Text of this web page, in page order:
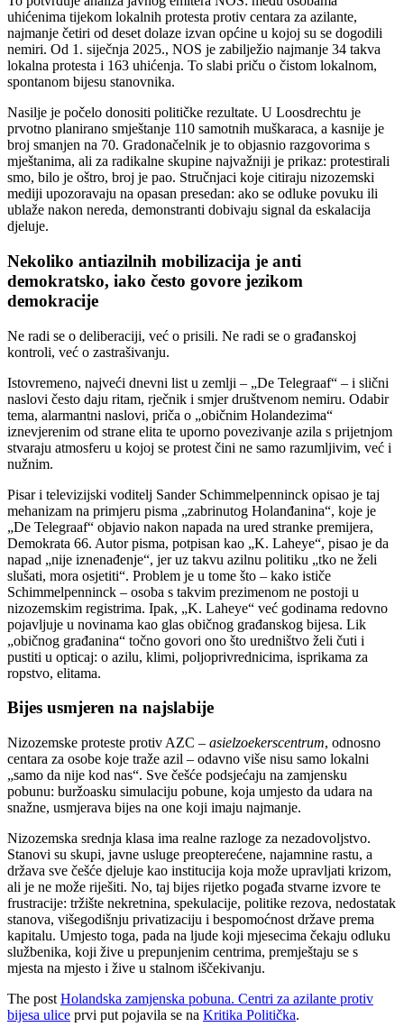
uhićenima tijekom lokalnih protesta protiv centara za azilante,
najmanje četiri od deset dolaze izvan općine u kojoj su se dogodili
nemiri. Od 1. siječnja 2025., NOS je zabilježio najmanje 34 takva
lokalna protesta i 163 uhićenja. To slabi priču o čistom lokalnom,
spontanom bijesu stanovnika.
Nasilje je počelo donositi političke rezultate. U Loosdrechtu je
prvotno planirano smještanje 110 samotnih muškaraca, a kasnije je
broj smanjen na 70. Gradonačelnik je to objasnio razgovorima s
mještanima, ali za radikalne skupine najvažniji je prikaz: protestirali
smo, bilo je oštro, broj je pao. Stručnjaci koje citiraju nizozemski
mediji upozoravaju na opasan presedan: ako se odluke povuku ili
ublaže nakon nereda, demonstranti dobivaju signal da eskalacija
djeluje.
Nekoliko antiazilnih mobilizacija je anti
demokratsko, iako često govore jezikom
demokracije
Ne radi se o deliberaciji, već o prisili. Ne radi se o građanskoj
kontroli, već o zastrašivanju.
Istovremeno, najveći dnevni list u zemlji – „De Telegraaf“ – i slični
naslovi često daju ritam, rječnik i smjer društvenom nemiru. Odabir
tema, alarmantni naslovi, priča o „običnim Holandezima“
iznevjerenim od strane elita te uporno povezivanje azila s prijetnjom
stvaraju atmosferu u kojoj se protest čini ne samo razumljivim, već i
nužnim.
Pisar i televizijski voditelj Sander Schimmelpenninck opisao je taj
mehanizam na primjeru pisma „zabrinutog Holanđanina“, koje je
„De Telegraaf“ objavio nakon napada na ured stranke premijera,
Demokrata 66. Autor pisma, potpisan kao „K. Laheye“, pisao je da
napad „nije iznenađenje“, jer uz takvu azilnu politiku „tko ne želi
slušati, mora osjetiti“. Problem je u tome što – kako ističe
Schimmelpenninck – osoba s takvim prezimenom ne postoji u
nizozemskim registrima. Ipak, „K. Laheye“ već godinama redovno
pojavljuje u novinama kao glas običnog građanskog bijesa. Lik
„običnog građanina“ točno govori ono što uredništvo želi čuti i
pustiti u opticaj: o azilu, klimi, poljoprivrednicima, isprikama za
ropstvo, elitama.
Bijes usmjeren na najslabije
Nizozemske proteste protiv AZC – asielzoekerscentrum, odnosno
centara za osobe koje traže azil – odavno više nisu samo lokalni
„samo da nije kod nas“. Sve češće podsjećaju na zamjensku
pobunu: buržoasku simulaciju pobune, koja umjesto da udara na
snažne, usmjerava bijes na one koji imaju najmanje.
Nizozemska srednja klasa ima realne razloge za nezadovoljstvo.
Stanovi su skupi, javne usluge preopterećene, najamnine rastu, a
država sve češće djeluje kao institucija koja može upravljati krizom,
ali je ne može riješiti. No, taj bijes rijetko pogađa stvarne izvore te
frustracije: tržište nekretnina, spekulacije, politike rezova, nedostatak
stanova, višegodišnju privatizaciju i bespomoćnost države prema
kapitalu. Umjesto toga, pada na ljude koji mjesecima čekaju odluku
službenika, koji žive u prepunjenim centrima, premještaju se s
mjesta na mjesto i žive u stalnom iščekivanju.
The post Holandska zamjenska pobuna. Centri za azilante protiv
bijesa ulice prvi put pojavila se na Kritika Politička.